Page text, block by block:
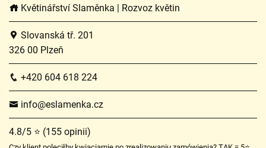
Květinářství Slaměnka | Rozvoz květin
Slovanská tř. 201
326 00 Plzeň
+420 604 618 224
info@eslamenka.cz
4.8/5 ⭐ (155 opinii)